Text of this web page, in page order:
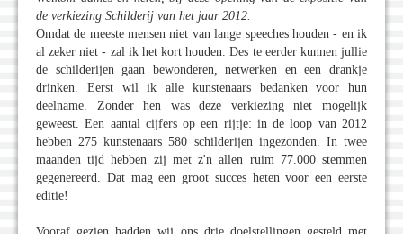
de verkiezing Schilderij van het jaar 2012.
Omdat de meeste mensen niet van lange speeches houden - en ik
al zeker niet - zal ik het kort houden. Des te eerder kunnen jullie
de schilderijen gaan bewonderen, netwerken en een drankje
drinken. Eerst wil ik alle kunstenaars bedanken voor hun
deelname. Zonder hen was deze verkiezing niet mogelijk
geweest. Een aantal cijfers op een rijtje: in de loop van 2012
hebben 275 kunstenaars 580 schilderijen ingezonden. In twee
maanden tijd hebben zij met z'n allen ruim 77.000 stemmen
gegenereerd. Dat mag een groot succes heten voor een eerste
editie!